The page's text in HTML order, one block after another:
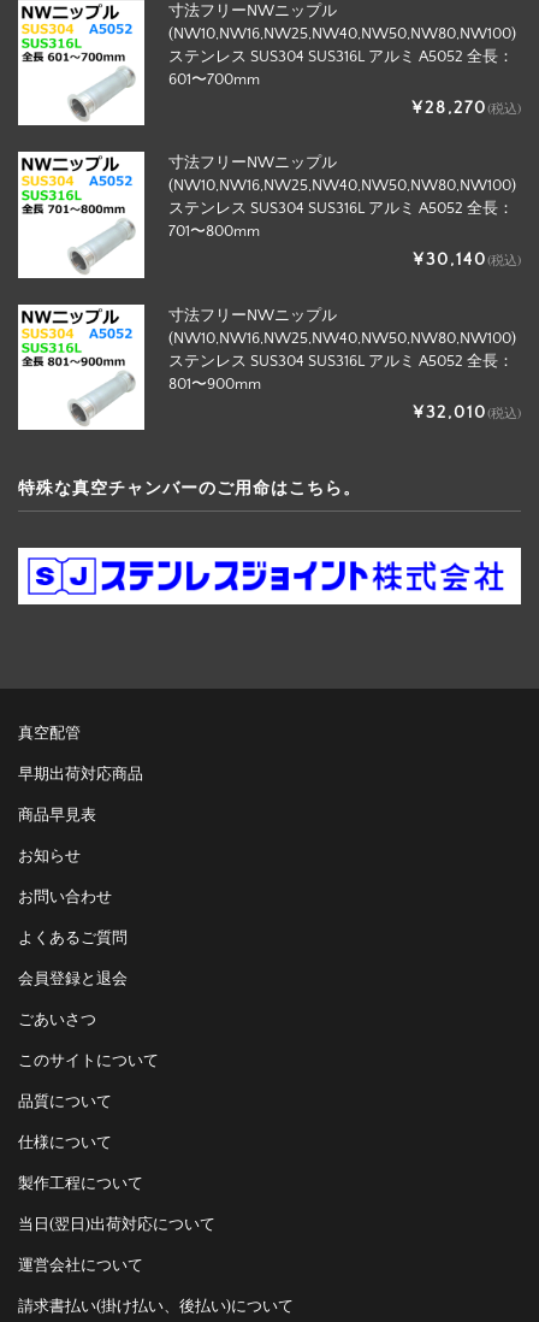
寸法フリーNWニップル
(NW10,NW16,NW25,NW40,NW50,NW80,NW100)
ステンレス SUS304 SUS316L アルミ A5052 全長：
601〜700mm
¥28,270(税込)
寸法フリーNWニップル
(NW10,NW16,NW25,NW40,NW50,NW80,NW100)
ステンレス SUS304 SUS316L アルミ A5052 全長：
701〜800mm
¥30,140(税込)
寸法フリーNWニップル
(NW10,NW16,NW25,NW40,NW50,NW80,NW100)
ステンレス SUS304 SUS316L アルミ A5052 全長：
801〜900mm
¥32,010(税込)
特殊な真空チャンバーのご用命はこちら。
真空配管
早期出荷対応商品
商品早見表
お知らせ
お問い合わせ
よくあるご質問
会員登録と退会
ごあいさつ
このサイトについて
品質について
仕様について
製作工程について
当日(翌日)出荷対応について
運営会社について
請求書払い(掛け払い、後払い)について